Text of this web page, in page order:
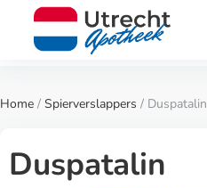
Home / Spierverslappers / Duspatalin
Duspatalin